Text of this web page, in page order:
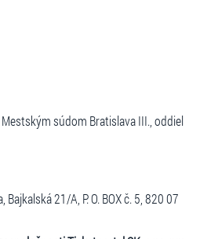
súdom Bratislava III., oddiel
21/A, P. O. BOX č. 5, 820 07